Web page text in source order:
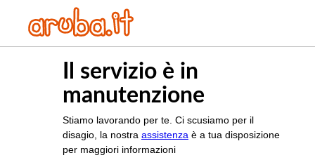
Il servizio è in
manutenzione
Stiamo lavorando per te. Ci scusiamo per il
disagio, la nostra assistenza è a tua disposizione
per maggiori informazioni